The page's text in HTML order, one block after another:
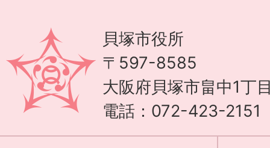
貝塚市役所
〒597-8585
大阪府貝塚市畠中1丁
電話：072-423-2151